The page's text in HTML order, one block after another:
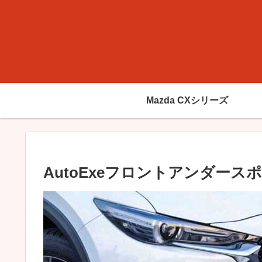
Mazda CXシリーズ
AutoExeフロントアンダース